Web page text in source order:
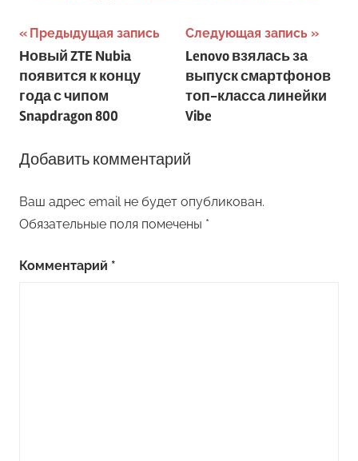
Навигация
по
записям
Предыдущая запись
Новый ZTE Nubia
появится к концу
года с чипом
Snapdragon 800
Следующая запись
Lenovo взялась за
выпуск смартфонов
топ-класса линейки
Vibe
Добавить комментарий
Ваш адрес email не будет опубликован.
Обязательные поля помечены *
Комментарий *